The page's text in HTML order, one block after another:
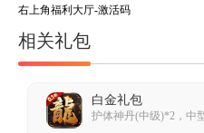
右上角福利大厅-激活码
相关礼包
白金礼包